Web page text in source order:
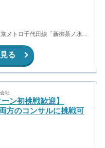
メトロ千代田線「新御茶ノ水
御茶ノ水駅」「淡路町駅」より
る
社
ーン初挑戦歓迎】
方のコンサルに挑戦可